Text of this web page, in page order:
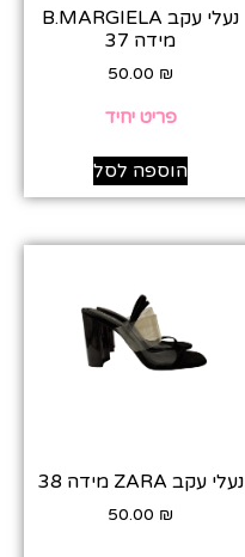
נעלי עקב B.MARGIELA
מידה 37
50.00 ₪
פריט יחיד
הוספה לסל
נעלי עקב ZARA מידה 38
50.00 ₪